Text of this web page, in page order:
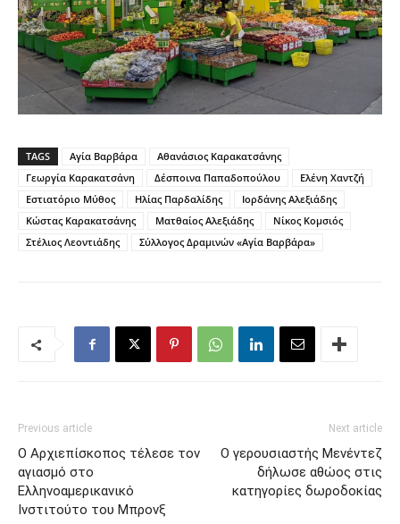
TAGS Αγία Βαρβάρα
Αθανάσιος Καρακατσάνης
Γεωργία Καρακατσάνη
Δέσποινα Παπαδοπούλου
Ελένη Χαντζή
Εστιατόριο Μύθος
Ηλίας Παρδαλίδης
Ιορδάνης Αλεξιάδης
Κώστας Καρακατσάνης
Ματθαίος Αλεξιάδης
Νίκος Κομσιός
Στέλιος Λεοντιάδης
Σύλλογος Δραμινών «Αγία Βαρβάρα»
Previous article
Ο Αρχιεπίσκοπος τέλεσε τον
αγιασμό στο
Ελληνοαμερικανικό
Ινστιτούτο του Μπρονξ
Next article
Ο γερουσιαστής Μενέντεζ
δήλωσε αθώος στις
κατηγορίες δωροδοκίας